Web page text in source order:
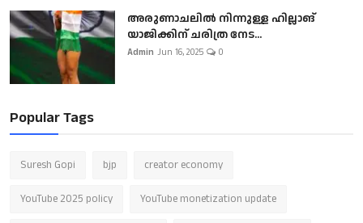
അരുണാചലിൽ നിന്നുള്ള ഹില്ലാങ്
യാജിക്കിന് ചരിത്ര നേട...
Admin Jun 16, 2025 0
Popular Tags
Suresh Gopi bjp creator economy
YouTube 2025 policy YouTube monetization update